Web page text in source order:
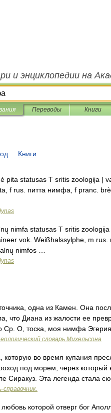
и энциклопедии на
Переводы Книги
Книги
pita statusas T sritis zoologija |
f rus. питта нимфа, f pranc.
nimfa statusas T sritis
vok. Weißhalssylphe, m
nimfos …
одна из Камен. Она
что Диана из жалости ее
Ср. О, тоска, моя нимфа
словарь Михельсона
во время купания
под морем, через
Сиракуз. Эта легенда стала
которой отверг бог